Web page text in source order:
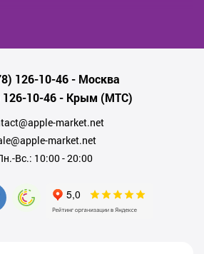
всё от премиальных,
до бюджетных вариантов для
на весь день. Каждый из наших Power Banks
качественный заряд и стабильную
интернет-магазине в городе Крыму, вы
126-10-46- Москва
10-46- Крым (МТС)
market.net
market.net
Вс.: 10:00 - 20:00